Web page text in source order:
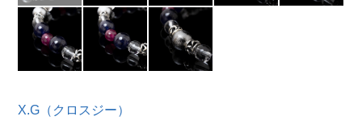
X.G（クロスジー）